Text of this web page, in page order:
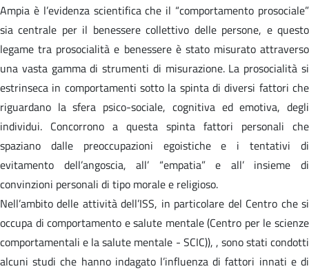
Ampia è l’evidenza scientifica che il “comportamento prosociale”
sia centrale per il benessere collettivo delle persone, e questo
legame tra prosocialità e benessere è stato misurato attraverso
una vasta gamma di strumenti di misurazione. La prosocialità si
estrinseca in comportamenti sotto la spinta di diversi fattori che
riguardano la sfera psico-sociale, cognitiva ed emotiva, degli
individui. Concorrono a questa spinta fattori personali che
spaziano dalle preoccupazioni egoistiche e i tentativi di
evitamento dell’angoscia, all’ “empatia” e all’ insieme di
convinzioni personali di tipo morale e religioso.
Nell’ambito delle attività dell’ISS, in particolare del Centro che si
occupa di comportamento e salute mentale (Centro per le scienze
comportamentali e la salute mentale - SCIC)), , sono stati condotti
alcuni studi che hanno indagato l’influenza di fattori innati e di